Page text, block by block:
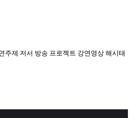
주제 저서 방송 프로젝트 강연영상 해시태